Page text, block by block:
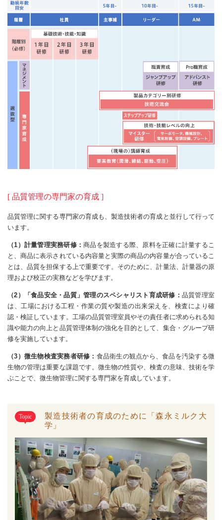
[ 品質管理の専門家の育成 ]
品質管理に関する専門家の育成も、製造技術者の育成と並行して行って
います。
（1）計量管理実務研修：商品を製造する際、原料を正確に計量するこ
と、商品に表示されている内容量と実際の商品の内容量が合っているこ
とは、品質を担保する上で重要です。そのために、計量法、計量器の原
理および校正の実務などを学びます。
（2）「食品安全・品質」管理のスペシャリスト育成研修： 品質管理室
は、工場における工程・作業の質や製造の出来栄えを、検査により確
認・検証しています。工場の品質管理室員やその責任者に求められる知
識や能力の向上と品質管理体制の強化を目的として、集合・グループ研
修を実施しています。
（3）微生物検査実務者研修： 食品衛生の観点から、食品を汚染する微
生物の管理は重要な課題です。微生物の性質や、検査の意味、技術を学
ぶことで、微生物管理に関する専門家を育成しています。
Topic
製造技術者の育成のために「森永ミルク大
学」